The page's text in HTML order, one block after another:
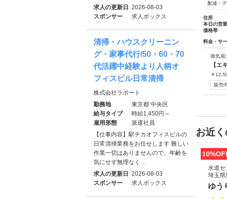
配達・
住所
本日の営
価格帯
料金・サ
換気扇
【エ
￥
販売
お近
水道セ
埼玉県
ゆう
求人の更新日
2026-08-03
スポンサー
求人ボックス
清掃・ハウスクリーニン
グ・家事代行/50・60・70
代活躍中経験より人柄オ
フィスビル日常清掃
株式会社ラポート
勤務地
東京都 中央区
給与タイプ
時給1,450円～
雇用形態
派遣社員
【仕事内容】駅チカオフィスビルの
日常清掃業務をお任せします 難しい
作業一切はありませんので、年齢を
気にせず無理なく…
求人の更新日
2026-08-03
スポンサー
求人ボックス